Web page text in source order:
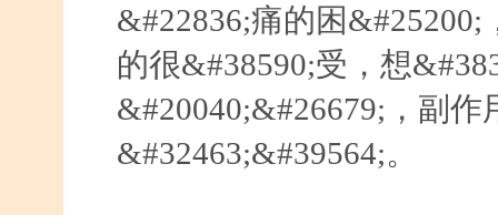
&#22836;痛的困&#25200;
的很&#38590;受，想
&#20040;&#26679;，副
&#32463;&#39564;。